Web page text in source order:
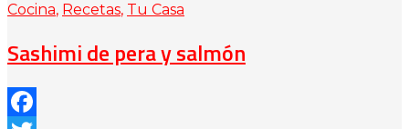
Cocina, Recetas, Tu Casa
Sashimi de pera y salmón